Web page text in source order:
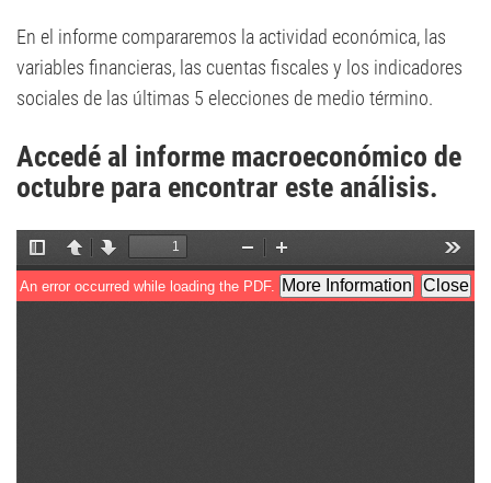
En el informe compararemos la actividad económica, las
variables financieras, las cuentas fiscales y los indicadores
sociales de las últimas 5 elecciones de medio término.
Accedé al informe macroeconómico de
octubre para encontrar este análisis.